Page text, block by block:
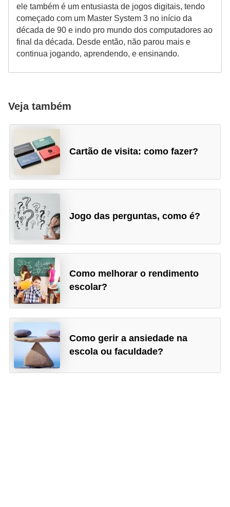
ele também é um entusiasta de jogos digitais, tendo
começado com um Master System 3 no início da
década de 90 e indo pro mundo dos computadores ao
final da década. Desde então, não parou mais e
continua jogando, aprendendo, e ensinando.
Veja também
Cartão de visita: como fazer?
Jogo das perguntas, como é?
Como melhorar o rendimento
escolar?
Como gerir a ansiedade na
escola ou faculdade?